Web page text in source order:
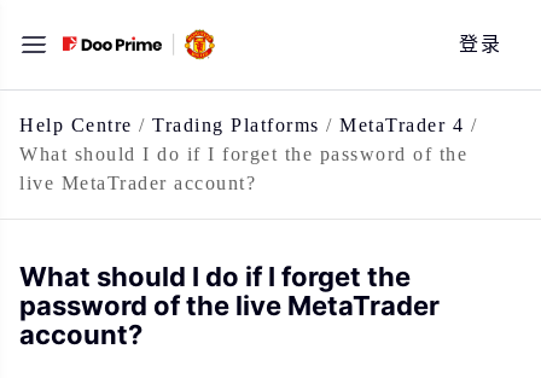
至
内
容
登录
Help Centre / Trading Platforms / MetaTrader 4 /
What should I do if I forget the password of the
live MetaTrader account?
What should I do if I forget the
password of the live MetaTrader
account?